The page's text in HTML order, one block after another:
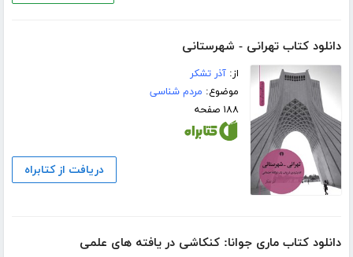
دانلود کتاب تهرانی - شهرستانی
از:آذر تشکر
موضوع: مردم شناسی
۱۸۸ صفحه
دریافت از کتابراه
دانلود کتاب ماری جوانا: کنکاشی در یافته های علمی